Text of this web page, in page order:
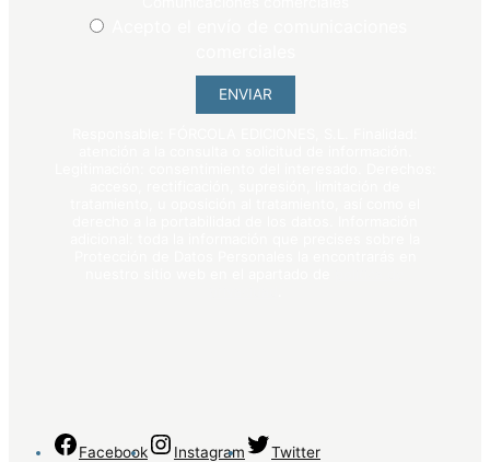
ENVIAR
Facebook Instagram Twitter